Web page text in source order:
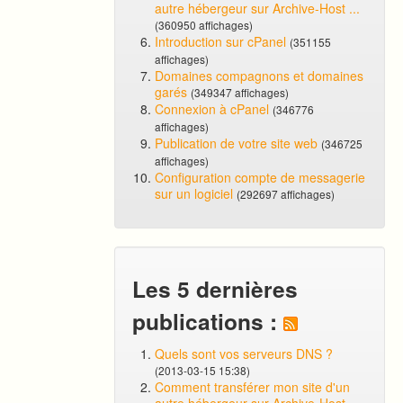
autre hébergeur sur Archive-Host ...
(360950 affichages)
Introduction sur cPanel (351155
affichages)
Domaines compagnons et domaines
garés (349347 affichages)
Connexion à cPanel (346776
affichages)
Publication de votre site web (346725
affichages)
Configuration compte de messagerie
sur un logiciel (292697 affichages)
Les 5 dernières
publications :
Quels sont vos serveurs DNS ?
(2013-03-15 15:38)
Comment transférer mon site d'un